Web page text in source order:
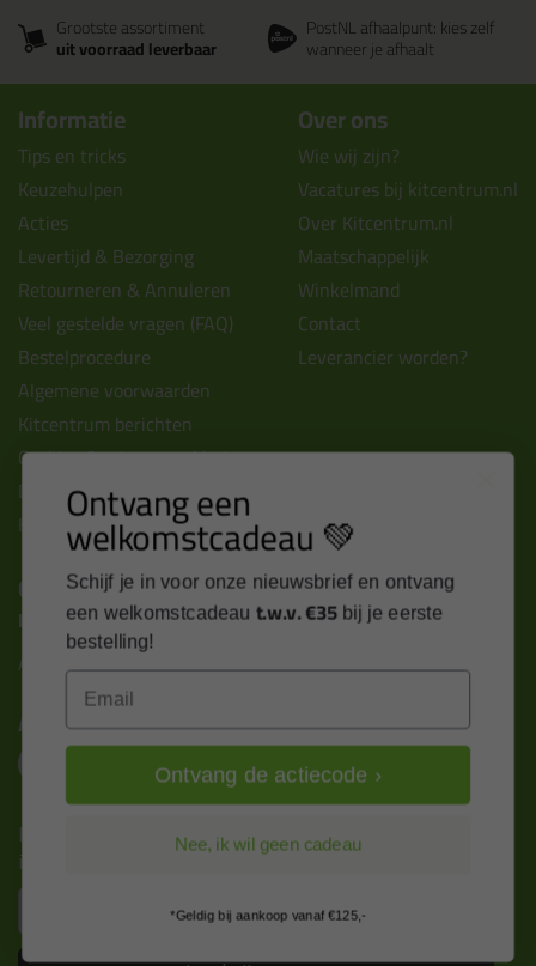
Grootste assortiment
uit voorraad leverbaar
PostNL afhaalpunt: kies zelf
wanneer je afhaalt
Informatie
Tips en tricks
Keuzehulpen
Acties
Levertijd & Bezorging
Retourneren & Annuleren
Veel gestelde vragen (FAQ)
Bestelprocedure
Algemene voorwaarden
Kitcentrum berichten
Cookies & privacy verklaring
Disclaimer
Kit cursus volgen
Over ons
Wie wij zijn?
Vacatures bij kitcentrum.nl
Over Kitcentrum.nl
Maatschappelijk
Winkelmand
Contact
Leverancier worden?
Contact
Kitcentrum B.V.
Alle contactgegevens >
Altijd op de hoogte blijven?
Nieuws, tips en exclusieve deals rechtstreeks in je
inbox
Ontvang een
welkomstcadeau 💚
Schijf je in voor onze nieuwsbrief en ontvang
een welkomstcadeau t.w.v. €35 bij je eerste
bestelling!
Ontvang de actiecode ›
Nee, ik wil geen cadeau
*Geldig bij aankoop vanaf €125,-